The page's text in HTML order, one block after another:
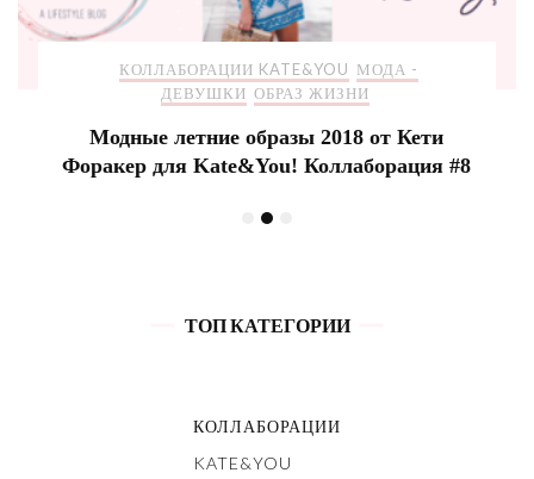
КОЛЛАБОРАЦИИ KATE&YOU МОДА -
ДЕВУШКИ ОБРАЗ ЖИЗНИ
Модные летние образы 2018 от Кети
Форакер для Kate&You! Коллаборация #8
ТОП КАТЕГОРИИ
КОЛЛАБОРАЦИИ
KATE&YOU